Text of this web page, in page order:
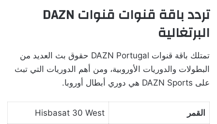
تردد باقة قنوات قنوات DAZN
البرتغالية
تمتلك باقة قنوات DAZN Portugal حقوق بث العديد من
البطولات والدوريات الأوروبية، ومن أهم الدوريات التي تبث
على DAZN Sports هي دوري أبطال أوروبا.
القمر Hisbasat 30 West